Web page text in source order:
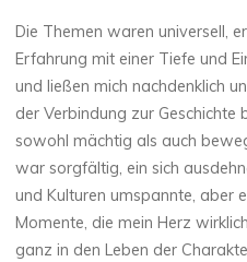
o
o
k
)
7
OCTOBRE
Die Themen waren universell,
Erfahrung mit einer Tiefe und
und ließen mich nachdenklich
der Verbindung zur Geschichte
sowohl mächtig als auch
war sorgfältig, ein sich
und Kulturen umspannte, aber
Momente, die mein Herz
ganz in den Leben der